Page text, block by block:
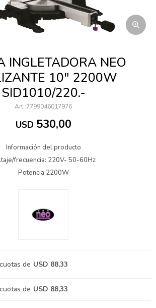
INGLETADORA NEO
10" 2200W
SID1010/220.-
7799046017976
USD 530,00
Información del producto
frecuencia: 220V- 50-60Hz
Potencia:2200W
cuotas de USD 88,33
cuotas de USD 88,33